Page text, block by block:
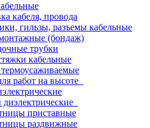
кабеля, провода
гильзы, разъемы кабельные
(бондаж)
трубки
кабельные
работ на высоте
приставные
раздвижные